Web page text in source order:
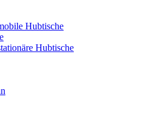
Hubtische
Hubtische